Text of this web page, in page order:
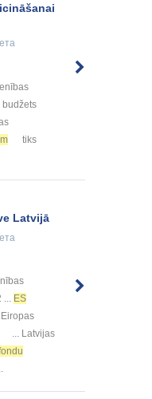
budžets
tiks
Latvijā
... ES
... Latvijas